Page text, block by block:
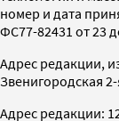
номер и дата
ФС77-82431 от 23
Адрес редакции,
Звенигородская 2-
Адрес редакции: